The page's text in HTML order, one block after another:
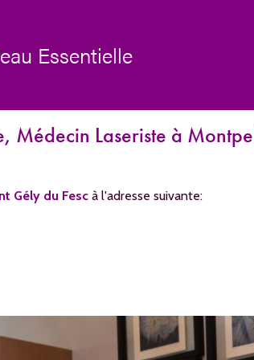
Essentielle
Laseriste à
Gély du Fesc à l'adresse suivante: